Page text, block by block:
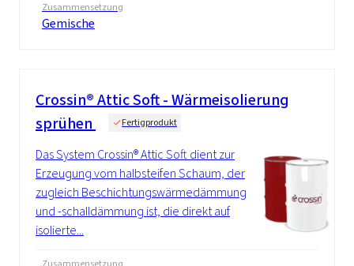
Zusammensetzung
Gemische
Crossin® Attic Soft - Wärmeisolierung
sprühen
Fertigprodukt
Das System Crossin® Attic Soft dient zur
Erzeugung vom halbsteifen Schaum, der
zugleich Beschichtungswärmedämmung
und -schalldämmung ist, die direkt auf
isolierte...